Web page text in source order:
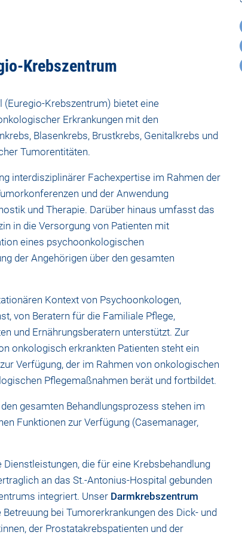
Krebszentrum
Krebszentrum) bietet eine
Erkrankungen mit den
Blasenkrebs, Brustkrebs, Genitalkrebs und
Tumorentitäten.
interdisziplinärer Fachexpertise im Rahmen der
und der Anwendung
und Therapie. Darüber hinaus umfasst das
in die Versorgung von Patienten mit
eines psychoonkologischen
der Angehörigen über den gesamten
Kontext von Psychoonkologen,
von Beratern für die Familiale Pflege,
und Ernährungsberatern unterstützt. Zur
onkologisch erkrankten Patienten steht ein
Verfügung, der im Rahmen von onkologischen
Pflegemaßnahmen berät und fortbildet.
gesamten Behandlungsprozess stehen im
Funktionen zur Verfügung (Casemanager,
die für eine Krebsbehandlung
an das St.-Antonius-Hospital gebunden
integriert. Unser Darmkrebszentrum
bei Tumorerkrankungen des Dick- und
der Prostatakrebspatienten und der